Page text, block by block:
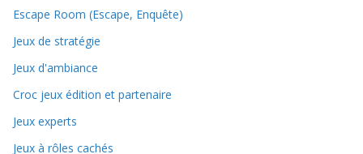
Escape Room (Escape, Enquête)
Jeux de stratégie
Jeux d'ambiance
Croc jeux édition et partenaire
Jeux experts
Jeux à rôles cachés